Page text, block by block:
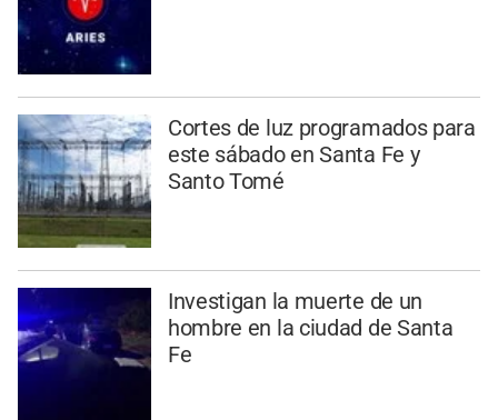
Cortes de luz programados para
este sábado en Santa Fe y
Santo Tomé
Investigan la muerte de un
hombre en la ciudad de Santa
Fe